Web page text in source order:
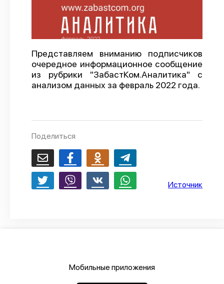
Отчеты
Предложить публикацию
Справочник
API
О проекте
Политика конфиденциальности
Представляем вниманию подписчиков
очередное информационное сообщение
из рубрики "ЗабастКом.Аналитика" с
анализом данных за февраль 2022 года.
Поделиться
Источник
Мобильные приложения